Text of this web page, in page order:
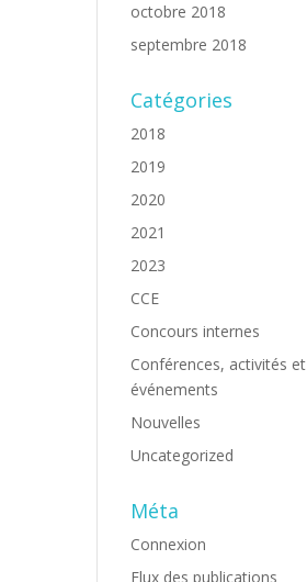
octobre 2018
septembre 2018
Catégories
2018
2019
2020
2021
2023
CCE
Concours internes
Conférences, activités et
événements
Nouvelles
Uncategorized
Méta
Connexion
Flux des publications